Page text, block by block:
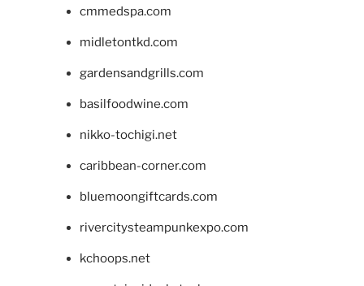
cmmedspa.com
midletontkd.com
gardensandgrills.com
basilfoodwine.com
nikko-tochigi.net
caribbean-corner.com
bluemoongiftcards.com
rivercitysteampunkexpo.com
kchoops.net